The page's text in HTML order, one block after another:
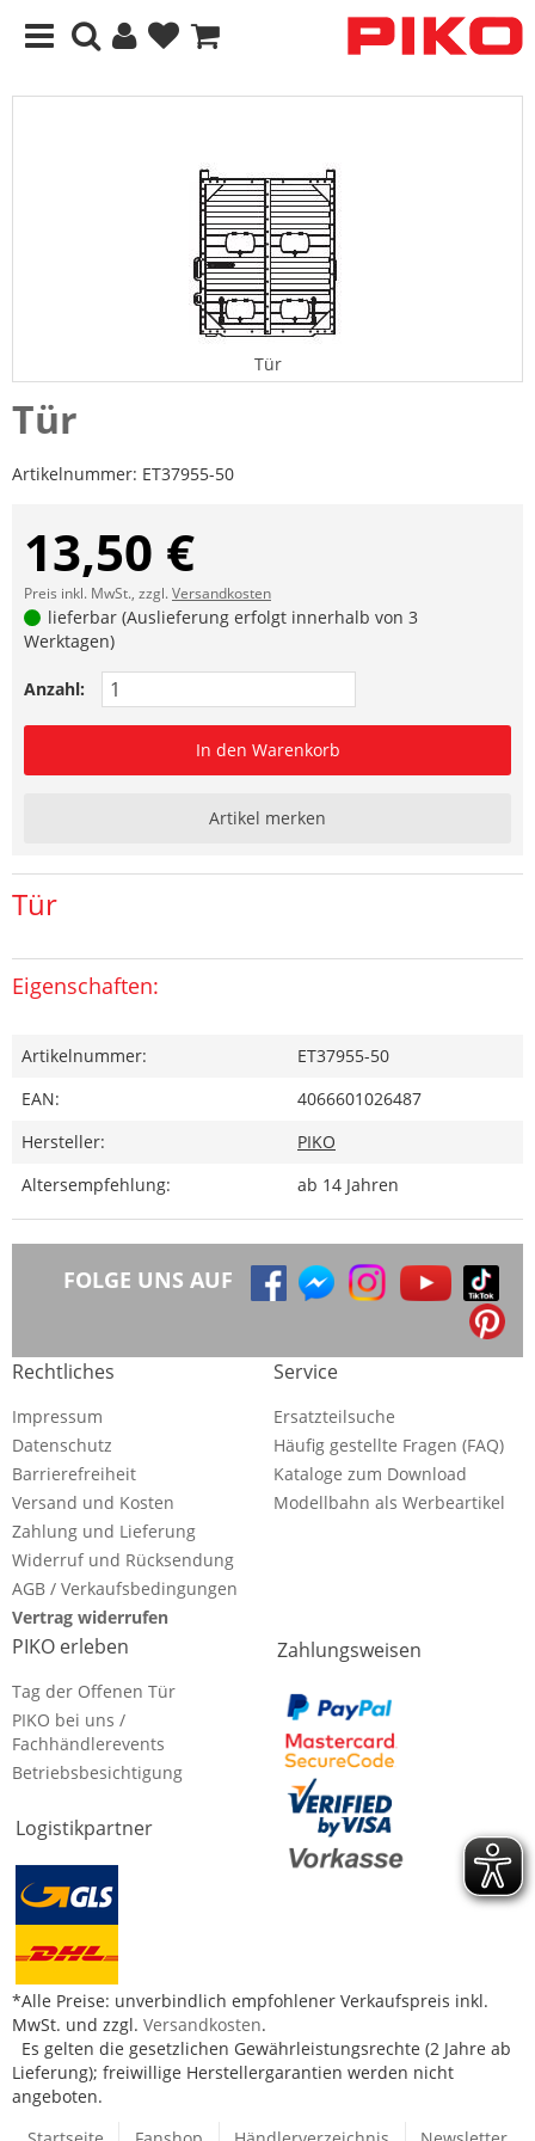
Tür
Tür
Artikelnummer: ET37955-50
13,50 €
Preis inkl. MwSt., zzgl.Versandkosten
lieferbar (Auslieferung erfolgt innerhalb von 3
Werktagen)
Anzahl:
In den Warenkorb
Artikel merken
Tür
Eigenschaften:
Artikelnummer:
ET37955-50
EAN:
4066601026487
Hersteller:
PIKO
Altersempfehlung:
ab 14 Jahren
FOLGE UNS AUF
Rechtliches
Impressum
Datenschutz
Barrierefreiheit
Versand und Kosten
Zahlung und Lieferung
Widerruf und Rücksendung
AGB / Verkaufsbedingungen
Vertrag widerrufen
Service
Ersatzteilsuche
Häufig gestellte Fragen (FAQ)
Kataloge zum Download
Modellbahn als Werbeartikel
PIKO erleben
Tag der Offenen Tür
PIKO bei uns /
Fachhändlerevents
Betriebsbesichtigung
Logistikpartner
Zahlungsweisen
*Alle Preise: unverbindlich empfohlener Verkaufspreis inkl.
MwSt. und zzgl. Versandkosten.
Es gelten die gesetzlichen Gewährleistungsrechte (2 Jahre ab
Lieferung); freiwillige Herstellergarantien werden nicht
angeboten.